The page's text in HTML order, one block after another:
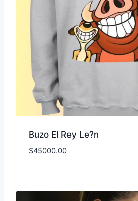
Buzo El Rey Le?n
$45000.00